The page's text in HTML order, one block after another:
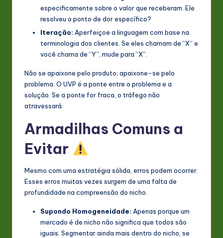
especificamente sobre o valor que receberam. Ele
resolveu o ponto de dor específico?
Iteração: Aperfeiçoe a linguagem com base na
terminologia dos clientes. Se eles chamam de “X” e
você chama de “Y”, mude para “X”.
Não se apaixone pelo produto; apaixone-se pelo
problema. O UVP é a ponte entre o problema e a
solução. Se a ponte for fraca, o tráfego não
atravessará.
Armadilhas Comuns a
Evitar
Mesmo com uma estratégia sólida, erros podem ocorrer.
Esses erros muitas vezes surgem de uma falta de
profundidade na compreensão do nicho.
Supondo Homogeneidade: Apenas porque um
mercado é de nicho não significa que todos são
iguais. Segmentar ainda mais dentro do nicho, se